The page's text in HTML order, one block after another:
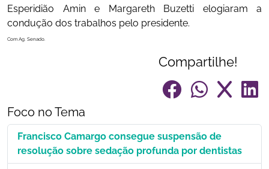
Esperidião Amin e Margareth Buzetti elogiaram a
condução dos trabalhos pelo presidente.
Com Ag. Senado.
Compartilhe!
Foco no Tema
Francisco Camargo consegue suspensão de
resolução sobre sedação profunda por dentistas